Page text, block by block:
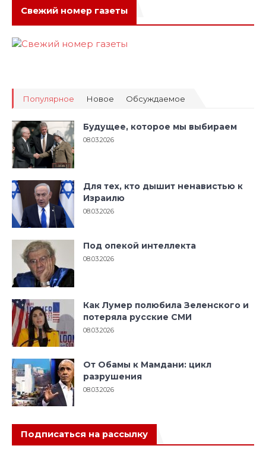
Свежий номер газеты
Популярное Новое Обсуждаемое
Будущее, которое мы выбираем
08.03.2026
Для тех, кто дышит ненавистью к
Израилю
08.03.2026
Под опекой интеллекта
08.03.2026
Как Лумер полюбила Зеленского и
потеряла русские СМИ
08.03.2026
От Обамы к Мамдани: цикл
разрушения
08.03.2026
Подписаться на рассылку